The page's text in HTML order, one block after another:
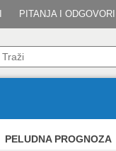
PITANJA I ODGOVORI
PELUDNA PROGNOZA